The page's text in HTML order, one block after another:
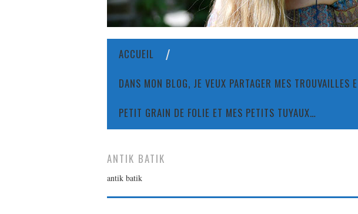
ACCUEIL
DANS MON BLOG, JE VEUX PARTAGER MES
PETIT GRAIN DE FOLIE ET MES PETITS TUYAUX…
ANTIK BATIK
antik batik